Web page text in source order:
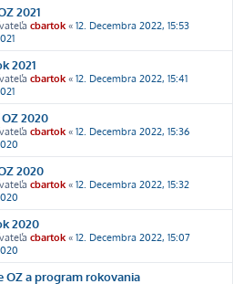
2021
cbartok « 12. Decembra 2022, 15:53
2021
cbartok « 12. Decembra 2022, 15:41
2020
cbartok « 12. Decembra 2022, 15:36
2020
cbartok « 12. Decembra 2022, 15:32
2020
cbartok « 12. Decembra 2022, 15:07
OZ a program rokovania